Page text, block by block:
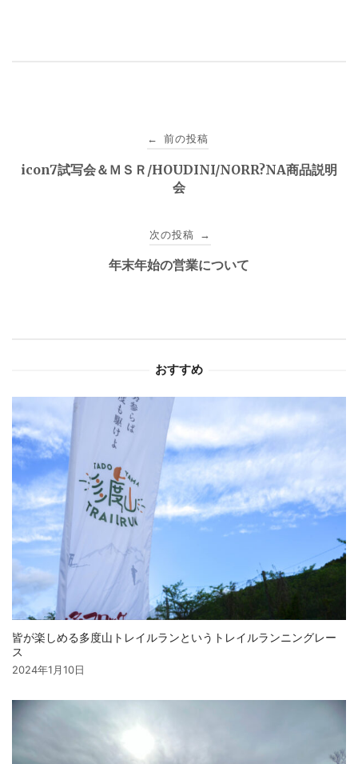
稿
← 前の投稿
icon7試写会＆ＭＳＲ/HOUDINI/NORR?NA商品説明
会
次の投稿 →
年末年始の営業について
おすすめ
皆が楽しめる多度山トレイルランというトレイルランニングレー
ス
2024年1月10日